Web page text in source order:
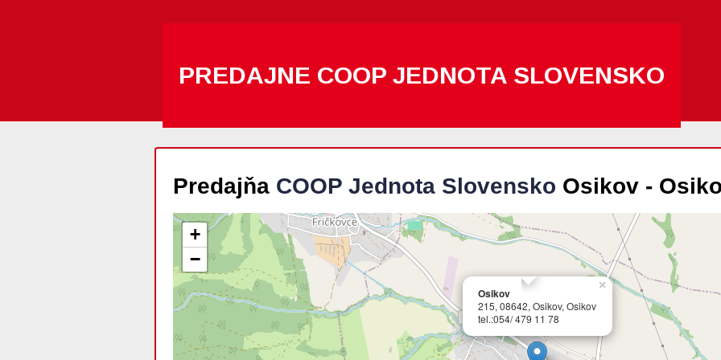
PREDAJNE COOP JEDNOTA SLOVENSKO
Predajňa COOP Jednota Slovensko Osikov -
Osikov
215, 08642, Osikov, Osikov
tel.:054/ 479 11 78
×
+
−